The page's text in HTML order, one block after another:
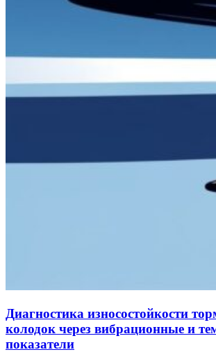
Диагностика износостойкости
колодок через вибрационные и
показатели